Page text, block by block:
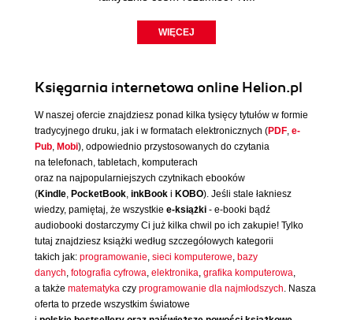
WIĘCEJ
Księgarnia internetowa online Helion.pl
W naszej ofercie znajdziesz ponad kilka tysięcy tytułów w formie
tradycyjnego druku, jak i w formatach elektronicznych (PDF, e-
Pub, Mobi), odpowiednio przystosowanych do czytania
na telefonach, tabletach, komputerach
oraz na najpopularniejszych czytnikach ebooków
(Kindle, PocketBook, inkBook i KOBO). Jeśli stale łakniesz
wiedzy, pamiętaj, że wszystkie e-książki - e-booki bądź
audiobooki dostarczymy Ci już kilka chwil po ich zakupie! Tylko
tutaj znajdziesz książki według szczegółowych kategorii
takich jak: programowanie, sieci komputerowe, bazy
danych, fotografia cyfrowa, elektronika, grafika komputerowa,
a także matematyka czy programowanie dla najmłodszych. Nasza
oferta to przede wszystkim światowe